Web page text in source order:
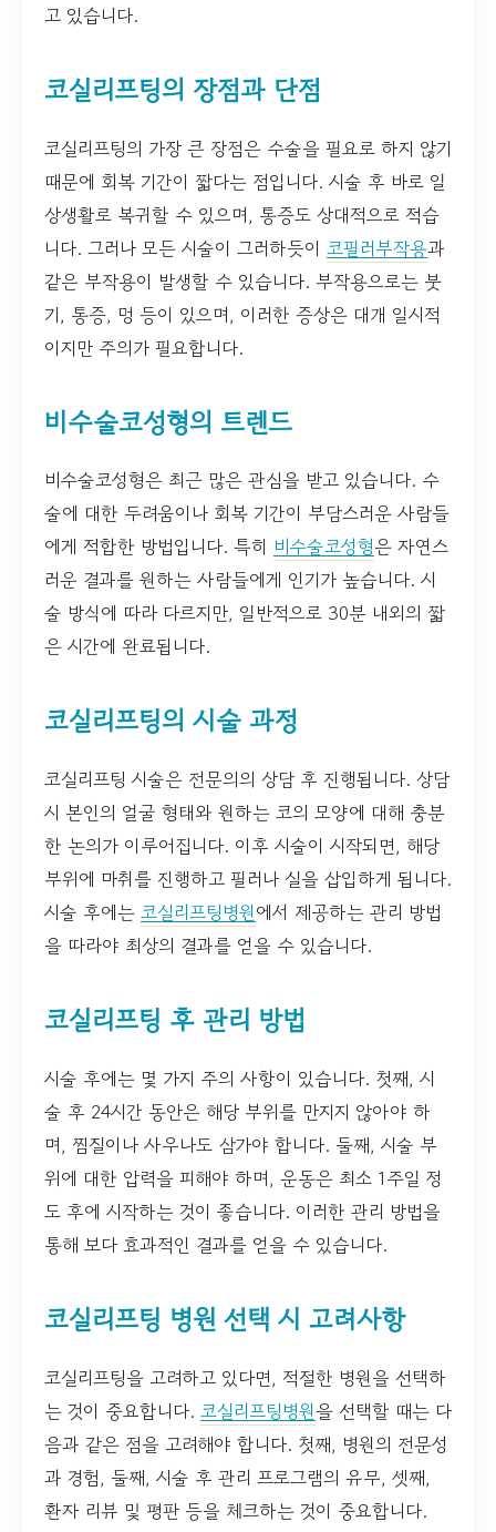
고 있습니다.
코실리프팅의 장점과 단점
코실리프팅의 가장 큰 장점은 수술을 필요로 하지 않기
때문에 회복 기간이 짧다는 점입니다. 시술 후 바로 일
상생활로 복귀할 수 있으며, 통증도 상대적으로 적습
니다. 그러나 모든 시술이 그러하듯이 코필러부작용과
같은 부작용이 발생할 수 있습니다. 부작용으로는 붓
기, 통증, 멍 등이 있으며, 이러한 증상은 대개 일시적
이지만 주의가 필요합니다.
비수술코성형의 트렌드
비수술코성형은 최근 많은 관심을 받고 있습니다. 수
술에 대한 두려움이나 회복 기간이 부담스러운 사람들
에게 적합한 방법입니다. 특히 비수술코성형은 자연스
러운 결과를 원하는 사람들에게 인기가 높습니다. 시
술 방식에 따라 다르지만, 일반적으로 30분 내외의 짧
은 시간에 완료됩니다.
코실리프팅의 시술 과정
코실리프팅 시술은 전문의의 상담 후 진행됩니다. 상담
시 본인의 얼굴 형태와 원하는 코의 모양에 대해 충분
한 논의가 이루어집니다. 이후 시술이 시작되면, 해당
부위에 마취를 진행하고 필러나 실을 삽입하게 됩니다.
시술 후에는 코실리프팅병원에서 제공하는 관리 방법
을 따라야 최상의 결과를 얻을 수 있습니다.
코실리프팅 후 관리 방법
시술 후에는 몇 가지 주의 사항이 있습니다. 첫째, 시
술 후 24시간 동안은 해당 부위를 만지지 않아야 하
며, 찜질이나 사우나도 삼가야 합니다. 둘째, 시술 부
위에 대한 압력을 피해야 하며, 운동은 최소 1주일 정
도 후에 시작하는 것이 좋습니다. 이러한 관리 방법을
통해 보다 효과적인 결과를 얻을 수 있습니다.
코실리프팅 병원 선택 시 고려사항
코실리프팅을 고려하고 있다면, 적절한 병원을 선택하
는 것이 중요합니다. 코실리프팅병원을 선택할 때는 다
음과 같은 점을 고려해야 합니다. 첫째, 병원의 전문성
과 경험, 둘째, 시술 후 관리 프로그램의 유무, 셋째,
환자 리뷰 및 평판 등을 체크하는 것이 중요합니다.